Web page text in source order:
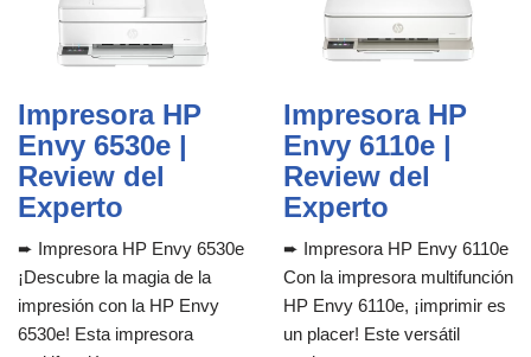
Impresora HP
Envy 6530e |
Review del
Experto
➨ Impresora HP Envy 6530e
¡Descubre la magia de la
impresión con la HP Envy
6530e! Esta impresora
Impresora HP
Envy 6110e |
Review del
Experto
➨ Impresora HP Envy 6110e
Con la impresora multifunción
HP Envy 6110e, ¡imprimir es
un placer! Este versátil